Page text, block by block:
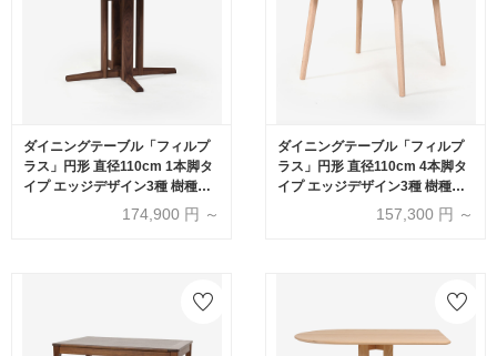
ダイニングテーブル「フィルプ
ラス」円形 直径110cm 1本脚タ
イプ エッジデザイン3種 樹種・
塗装色5種【受注生産品】
174,900 円 ～
ダイニングテーブル「フィルプ
ラス」円形 直径110cm 4本脚タ
イプ エッジデザイン3種 樹種・
塗装色5種【受注生産品】
157,300 円 ～